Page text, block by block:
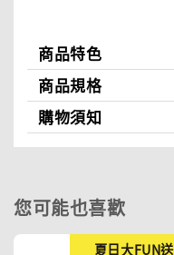
商品特色
商品規格
購物須知
您可能也喜歡
夏日大FUN送